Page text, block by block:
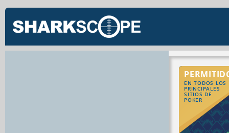
EN TODOS LOS
PRINCIPALES
SITIOS DE
POKER